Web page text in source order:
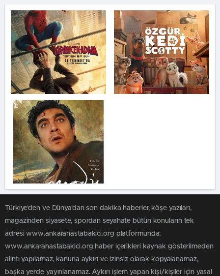
Türkiye'den ve Dünya’dan son dakika haberler, köşe yazıları,
magazinden siyasete, spordan seyahate bütün konuların tek
adresi www.ankarahastabakici.org platformunda;
www.ankarahastabakici.org haber içerikleri kaynak gösterilmeden
alıntı yapılamaz, kanuna aykırı ve izinsiz olarak kopyalanamaz,
başka yerde yayınlanamaz. Aykırı işlem yapan kişi/kişiler için yasal